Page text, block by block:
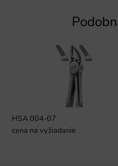
HSA 004-07
cena na vyžiadanie